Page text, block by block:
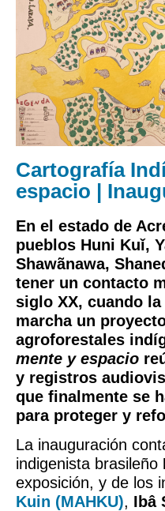
Cartografía
espacio |
En el estado de
pueblos Huni Kuǐ,
Shawãnawa,
tener un contacto
siglo XX, cuando
marcha un
agroforestales
mente y espacio
y registros
que finalmente se
para proteger y
La inauguración
indigenista brasileño
exposición, y de los
Kuin (MAHKU), Ibâ